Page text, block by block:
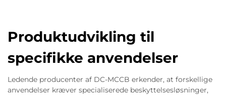
Produktudvikling til
specifikke anvendelser
Ledende producenter af DC-MCCB erkender, at forskellige
anvendelser kræver specialiserede beskyttelsesløsninger,